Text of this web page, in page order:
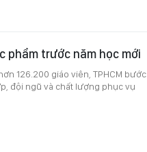
phẩm trước năm học mới
126.200 giáo viên, TPHCM bước
đội ngũ và chất lượng phục vụ